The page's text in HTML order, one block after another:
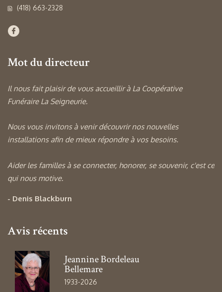
(418) 663-2328
Mot du directeur
Il nous fait plaisir de vous accueillir à La Coopérative
Funéraire La Seigneurie.
Nous vous invitons à venir découvrir nos nouvelles
installations afin de mieux répondre à vos besoins.
Aider les familles à se connecter, honorer, se souvenir, c'est ce
qui nous motive.
- Denis Blackburn
Avis récents